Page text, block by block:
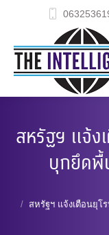
สหรัฐฯ แจ้ง
บุกยึดพื้
สหรัฐฯ แจ้งเตือนยุโ